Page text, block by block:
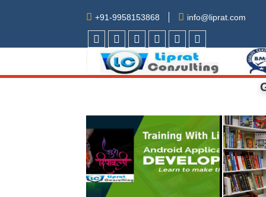
+91-9958153868 info@liprat.com
facebook
TwitterLinkdinYoutubePintrestInstagram